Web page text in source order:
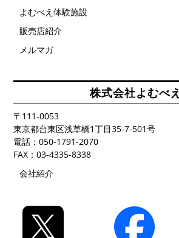
よむべえ体験施設
販売店紹介
メルマガ
株式会社よむべえ
〒111-0053
東京都台東区浅草橋1丁目35-7-501号
電話：050-1791-2070
FAX：03-4335-8338
会社紹介